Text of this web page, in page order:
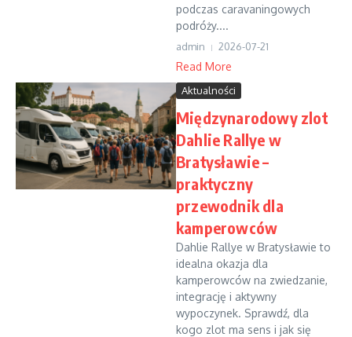
podczas caravaningowych
podróży....
admin 2026-07-21
Read More
Aktualności
Międzynarodowy zlot
Dahlie Rallye w
Bratysławie –
praktyczny
przewodnik dla
kamperowców
Dahlie Rallye w Bratysławie to
idealna okazja dla
kamperowców na zwiedzanie,
integrację i aktywny
wypoczynek. Sprawdź, dla
kogo zlot ma sens i jak się